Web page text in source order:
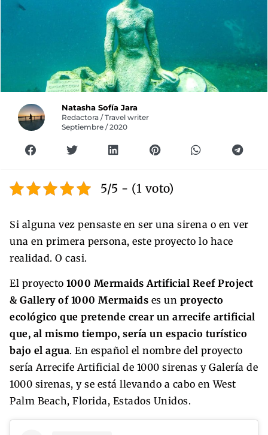
Natasha Sofía Jara
Redactora / Travel writer
Septiembre / 2020
5/5 - (1 voto)
Si alguna vez pensaste en ser una sirena o en ver
una en primera persona, este proyecto lo hace
realidad. O casi.
El proyecto 1000 Mermaids Artificial Reef Project
& Gallery of 1000 Mermaids es un proyecto
ecológico que pretende crear un arrecife artificial
que, al mismo tiempo, sería un espacio turístico
bajo el agua. En español el nombre del proyecto
sería Arrecife Artificial de 1000 sirenas y Galería de
1000 sirenas, y se está llevando a cabo en West
Palm Beach, Florida, Estados Unidos.